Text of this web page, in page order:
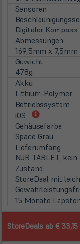
Sensoren
Digitaler Kompass
Abmessungen
169,5mm x
Gewicht
478g
Akku
Lithium-Polymer
Betriebssystem
iOS
(öffnet
in
neuem
Tab)
Gehäusefarbe
Space Grau
Lieferumfang
NUR TABLET,
Zustand
StoreDeal mit
15 Monate
StoreDeals ab € 33,15